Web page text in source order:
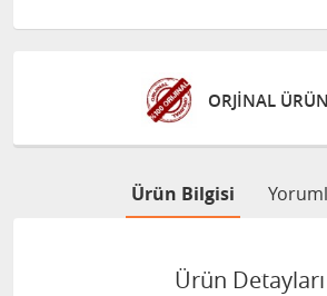
ORJİNAL
Ürün Bilgisi
Ürün Detayları